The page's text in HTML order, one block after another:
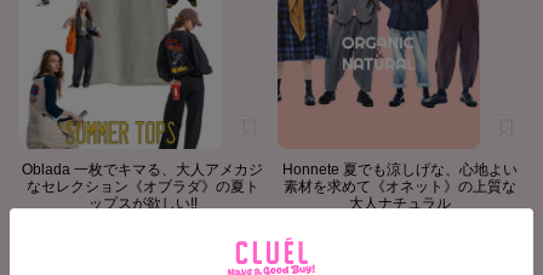
Oblada 一枚でキマる、大人アメカジ
なセレクション《オブラダ》の夏ト
ップスが欲しい!!
Honnete 夏でも涼しげな、心地よい
素材を求めて《オネット》の上質な
大人ナチュラル